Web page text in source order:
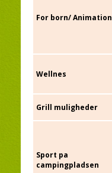
For born/ Animation
Wellnes
Grill muligheder
Sport pa
campingpladsen